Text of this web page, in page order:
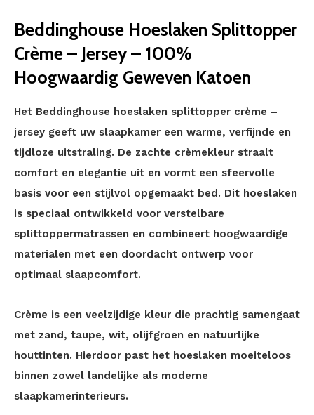
Beddinghouse Hoeslaken Splittopper
Crème – Jersey – 100%
Hoogwaardig Geweven Katoen
Het Beddinghouse hoeslaken splittopper crème –
jersey geeft uw slaapkamer een warme, verfijnde en
tijdloze uitstraling. De zachte crèmekleur straalt
comfort en elegantie uit en vormt een sfeervolle
basis voor een stijlvol opgemaakt bed. Dit hoeslaken
is speciaal ontwikkeld voor verstelbare
splittoppermatrassen en combineert hoogwaardige
materialen met een doordacht ontwerp voor
optimaal slaapcomfort.
Crème is een veelzijdige kleur die prachtig samengaat
met zand, taupe, wit, olijfgroen en natuurlijke
houttinten. Hierdoor past het hoeslaken moeiteloos
binnen zowel landelijke als moderne
slaapkamerinterieurs.